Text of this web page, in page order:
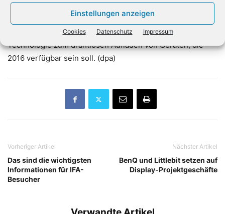
Einstellungen anzeigen
Cookies Datenschutz Impressum
Unternehmen investiere inzwischen auch in alternative
Verfahren wie den Quanten-Computer. Außerdem
demonstrierte Intel in Berlin unter anderem eine
Technologie zum drahtlosen Aufladen von Geräten, die
2016 verfügbar sein soll. (dpa)
Vorheriger Artikel
Das sind die wichtigsten
Informationen für IFA-
Besucher
Nächster Artikel
BenQ und Littlebit setzen auf
Display-Projektgeschäfte